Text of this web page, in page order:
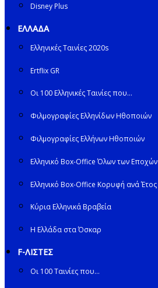
Disney Plus
ΕΛΛΑΔΑ
Ελληνικές Ταινίες 2020s
Ertflix GR
Οι 100 Ελληνικές Ταινίες που…
Φιλμογραφίες Ελληνίδων Ηθοποιών
Φιλμογραφίες Ελλήνων Ηθοποιών
Ελληνικό Box-Office Όλων των Εποχών
Ελληνικό Box-Office Κορυφή ανά Έτος
Κύρια Ελληνικά Βραβεία
Η Ελλάδα στα Όσκαρ
F-ΛΙΣΤΕΣ
Οι 100 Ταινίες που…